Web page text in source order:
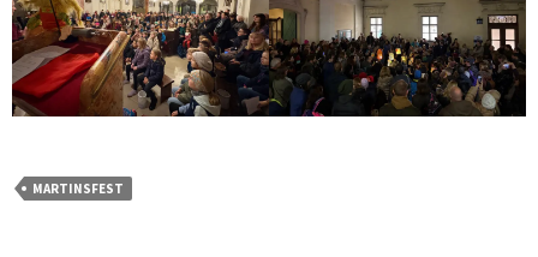
MARTINSFEST